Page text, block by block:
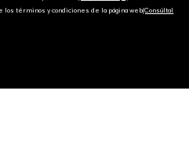
los términos y condiciones de la página web‎(Consúltal